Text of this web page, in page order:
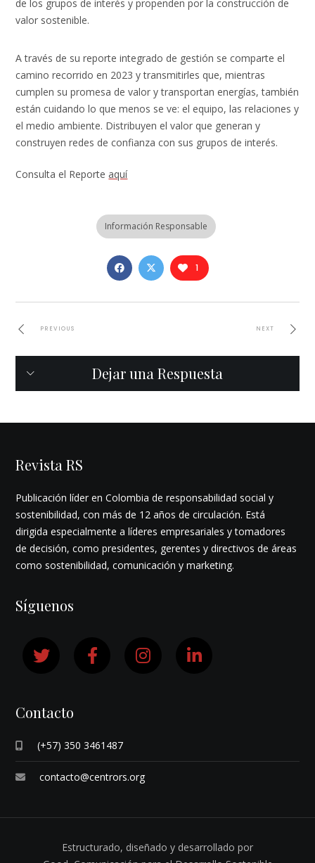
de los grupos de interés y propenden por la construcción de
valor sostenible.
A través de su reporte integrado de gestión se comparte el
camino recorrido en 2023 y transmitirles que, mientras
cumplen su promesa de valor y transportan energías, también
están cuidando lo que menos se ve: el equipo, las relaciones y
el medio ambiente. Distribuyen el valor que generan y
construyen redes de confianza con sus grupos de interés.
Consulta el Reporte aquí
Información Responsable
1
PREVIOUS NEXT
Dejar una Respuesta
Revista RS
Publicación líder en Colombia de responsabilidad social y
sostenibilidad, con más de 12 años de circulación. Está
dirigida especialmente a líderes empresariales y tomadores
de decisión, como presidentes, gerentes y directivos de áreas
como sostenibilidad, comunicación y marketing.
Síguenos
Contacto
(+57) 350 3461487
contacto@centrors.org
Estructurado, diseñado y desarrollado por